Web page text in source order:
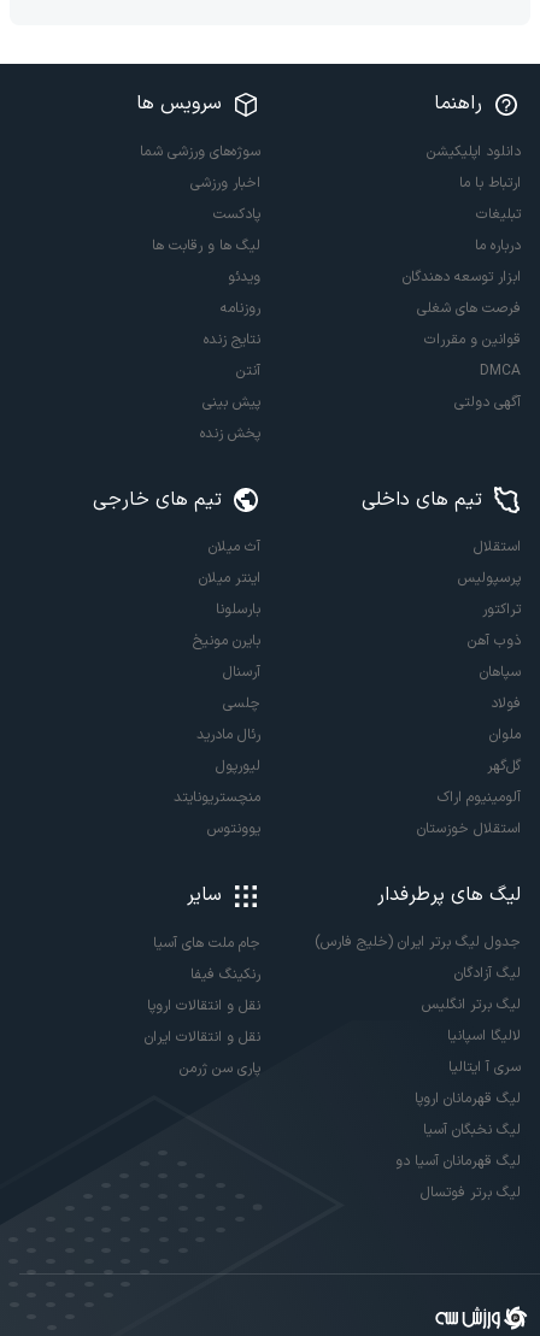
راهنما
دانلود اپلیکیشن
ارتباط با ما
تبلیغات
درباره ما
ابزار توسعه دهندگان
فرصت های شغلی
قوانین و مقررات
DMCA
آگهی دولتی
سرویس ها
سوژه‌های ورزشی شما
اخبار ورزشی
پادکست
لیگ ها و رقابت ها
ویدئو
روزنامه
نتایج زنده
آنتن
پیش بینی
پخش زنده
تیم های داخلی
استقلال
پرسپولیس
تراکتور
ذوب آهن
سپاهان
فولاد
ملوان
گل‌گهر
آلومینیوم اراک
استقلال خوزستان
تیم های خارجی
آث میلان
اینتر میلان
بارسلونا
بایرن مونیخ
آرسنال
چلسی
رئال مادرید
لیورپول
منچستریونایتد
یوونتوس
لیگ های پرطرفدار
جدول لیگ برتر ایران (خلیج فارس)
لیگ آزادگان
لیگ برتر انگلیس
لالیگا اسپانیا
سری آ ایتالیا
لیگ قهرمانان اروپا
لیگ نخبگان آسیا
لیگ قهرمانان آسیا دو
لیگ برتر فوتسال
سایر
جام ملت های آسیا
رنکینگ فیفا
نقل و انتقالات اروپا
نقل و انتقالات ایران
پاری سن ژرمن